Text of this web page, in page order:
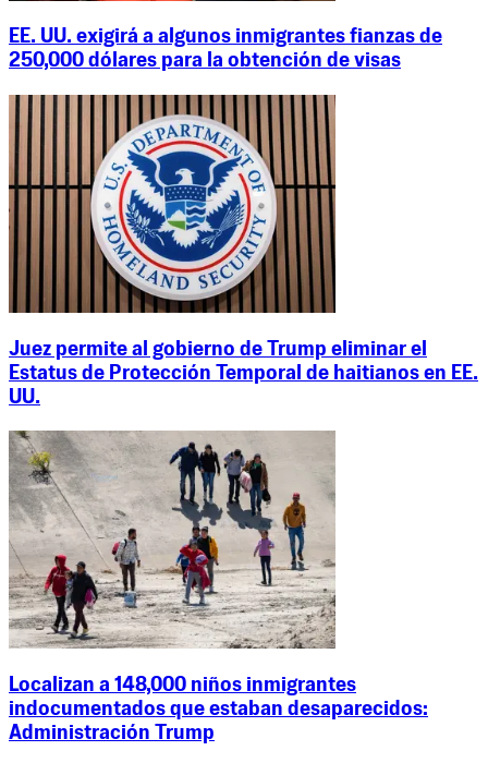
EE. UU. exigirá a algunos inmigrantes fianzas de
250,000 dólares para la obtención de visas
Juez permite al gobierno de Trump eliminar el
Estatus de Protección Temporal de haitianos en EE.
UU.
Localizan a 148,000 niños inmigrantes
indocumentados que estaban desaparecidos:
Administración Trump